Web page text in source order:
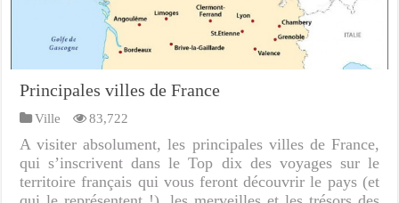
Principales villes de France
Ville 83,722
A visiter absolument, les principales villes de France,
qui s’inscrivent dans le Top dix des voyages sur le
territoire français qui vous feront découvrir le pays (et